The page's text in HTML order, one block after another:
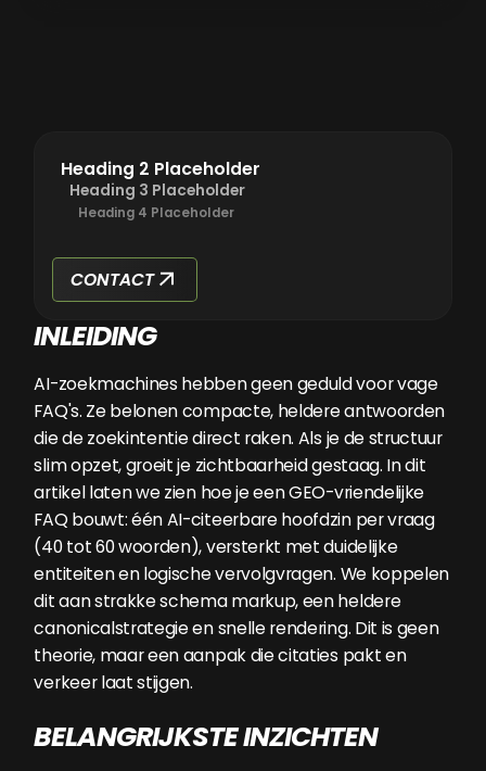
Heading 2 Placeholder
Heading 3 Placeholder
Heading 4 Placeholder
CONTACT
INLEIDING
AI-zoekmachines hebben geen geduld voor vage
FAQ's. Ze belonen compacte, heldere antwoorden
die de zoekintentie direct raken. Als je de structuur
slim opzet, groeit je zichtbaarheid gestaag. In dit
artikel laten we zien hoe je een GEO-vriendelijke
FAQ bouwt: één AI-citeerbare hoofdzin per vraag
(40 tot 60 woorden), versterkt met duidelijke
entiteiten en logische vervolgvragen. We koppelen
dit aan strakke schema markup, een heldere
canonicalstrategie en snelle rendering. Dit is geen
theorie, maar een aanpak die citaties pakt en
verkeer laat stijgen.
BELANGRIJKSTE INZICHTEN